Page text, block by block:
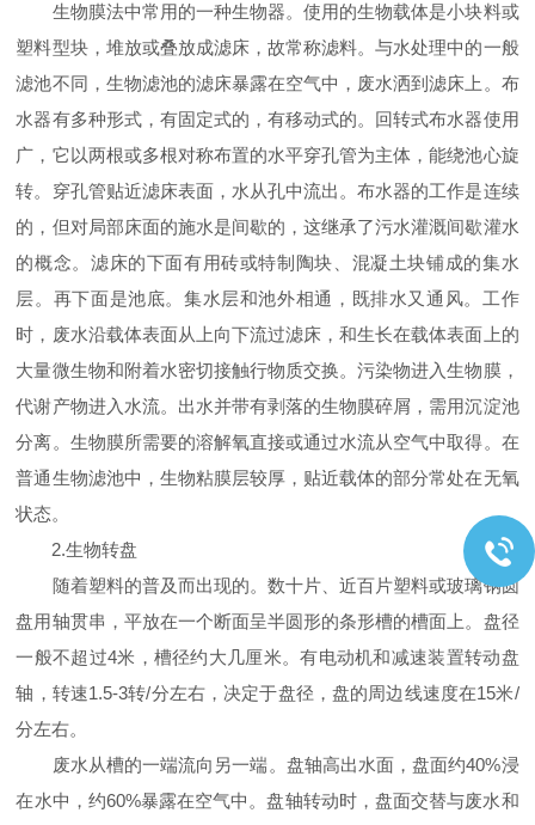
生物膜法中常用的一种生物器。使用的生物载体是小块料或
塑料型块，堆放或叠放成滤床，故常称滤料。与水处理中的一般
滤池不同，生物滤池的滤床暴露在空气中，废水洒到滤床上。布
水器有多种形式，有固定式的，有移动式的。回转式布水器使用
广，它以两根或多根对称布置的水平穿孔管为主体，能绕池心旋
转。穿孔管贴近滤床表面，水从孔中流出。布水器的工作是连续
的，但对局部床面的施水是间歇的，这继承了污水灌溉间歇灌水
的概念。滤床的下面有用砖或特制陶块、混凝土块铺成的集水
层。再下面是池底。集水层和池外相通，既排水又通风。工作
时，废水沿载体表面从上向下流过滤床，和生长在载体表面上的
大量微生物和附着水密切接触行物质交换。污染物进入生物膜，
代谢产物进入水流。出水并带有剥落的生物膜碎屑，需用沉淀池
分离。生物膜所需要的溶解氧直接或通过水流从空气中取得。在
普通生物滤池中，生物粘膜层较厚，贴近载体的部分常处在无氧
状态。
2.生物转盘
随着塑料的普及而出现的。数十片、近百片塑料或玻璃钢圆
盘用轴贯串，平放在一个断面呈半圆形的条形槽的槽面上。盘径
一般不超过4米，槽径约大几厘米。有电动机和减速装置转动盘
轴，转速1.5-3转/分左右，决定于盘径，盘的周边线速度在15米/
分左右。
废水从槽的一端流向另一端。盘轴高出水面，盘面约40%浸
在水中，约60%暴露在空气中。盘轴转动时，盘面交替与废水和